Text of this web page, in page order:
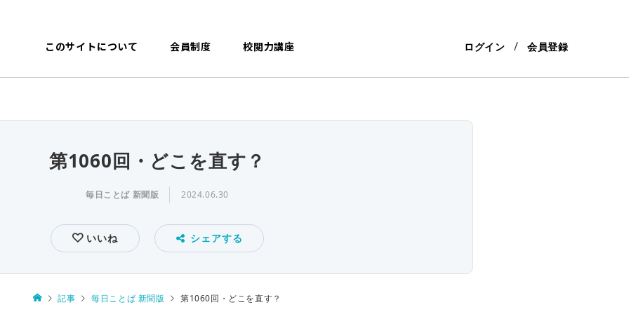
このサイトについて 会員制度 校閲力講座 ログイン 会員登録
第1060回・どこを直す？
毎日ことば 新聞版 2024.06.30
いいね シェアする
記事 毎日ことば 新聞版 第1060回・どこを直す？